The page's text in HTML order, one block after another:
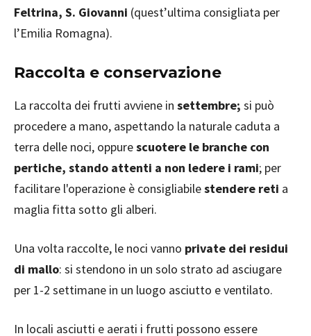
Feltrina, S. Giovanni (quest’ultima consigliata per
l’Emilia Romagna).
Raccolta e conservazione
La raccolta dei frutti avviene in settembre; si può
procedere a mano, aspettando la naturale caduta a
terra delle noci, oppurescuotere le branche con
pertiche, stando attenti a non ledere i rami; per
facilitare l'operazione è consigliabilestendere reti a
maglia fitta sotto gli alberi.
Una volta raccolte, le noci vanno private dei residui
di mallo: si stendono in un solo strato ad asciugare
per 1-2 settimane in un luogo asciutto e ventilato.
In locali asciutti e aerati i frutti possono essere